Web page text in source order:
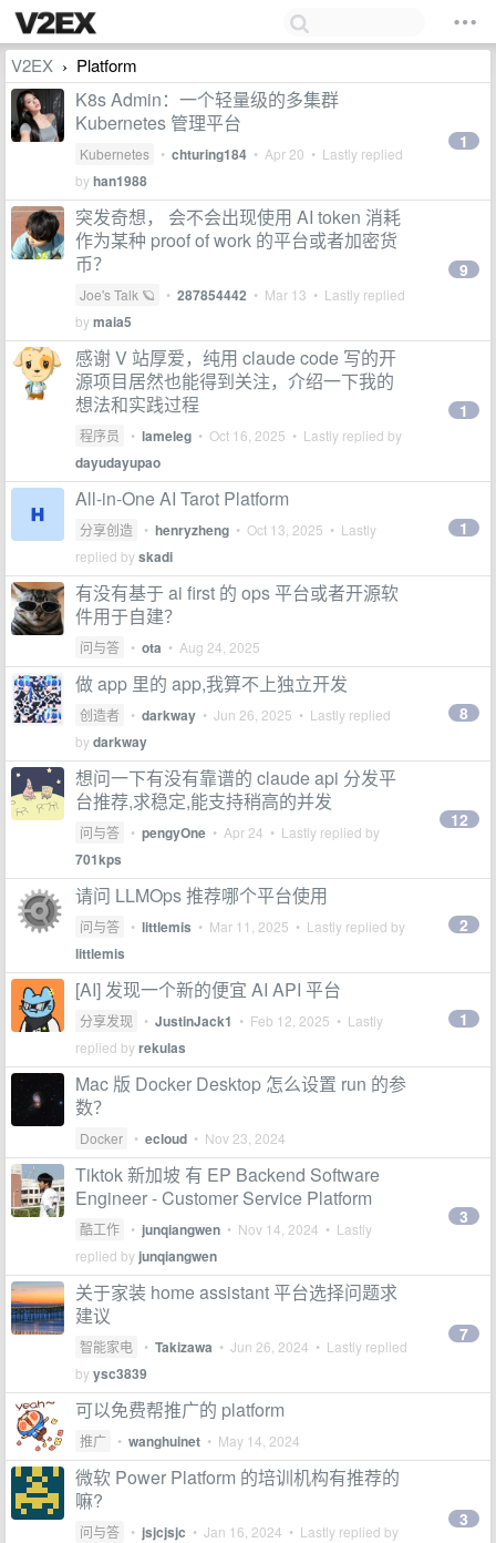
V2EX › Platform
K8s Admin：一个轻量级的多集群
Kubernetes 管理平台
Kubernetes • chturing184 • Apr 20 • Lastly replied
byhan1988
1
突发奇想， 会不会出现使用 AI token 消耗
作为某种 proof of work 的平台或者加密货
币？
Joe's Talk 🪐 • 287854442 • Mar 13 • Lastly replied
bymaia5
9
感谢 V 站厚爱，纯用 claude code 写的开
源项目居然也能得到关注，介绍一下我的
想法和实践过程
程序员 • lameleg • Oct 16, 2025 • Lastly replied by
dayudayupao
1
All-in-One AI Tarot Platform
分享创造 • henryzheng • Oct 13, 2025 • Lastly
replied byskadi
1
有没有基于 ai first 的 ops 平台或者开源软
件用于自建？
问与答 • ota • Aug 24, 2025
做 app 里的 app,我算不上独立开发
创造者 • darkway • Jun 26, 2025 • Lastly replied
bydarkway
8
想问一下有没有靠谱的 claude api 分发平
台推荐,求稳定,能支持稍高的并发
问与答 • pengyOne • Apr 24 • Lastly replied by
701kps
12
请问 LLMOps 推荐哪个平台使用
问与答 • littlemis • Mar 11, 2025 • Lastly replied by
littlemis
2
[AI] 发现一个新的便宜 AI API 平台
分享发现 • JustinJack1 • Feb 12, 2025 • Lastly
replied byrekulas
1
Mac 版 Docker Desktop 怎么设置 run 的参
数？
Docker • ecloud • Nov 23, 2024
Tiktok 新加坡 有 EP Backend Software
Engineer - Customer Service Platform
酷工作 • junqiangwen • Nov 14, 2024 • Lastly
replied by junqiangwen
3
关于家装 home assistant 平台选择问题求
建议
智能家电 • Takizawa • Jun 26, 2024 • Lastly replied
byysc3839
7
可以免费帮推广的 platform
推广 • wanghuinet • May 14, 2024
微软 Power Platform 的培训机构有推荐的
嘛?
问与答 • jsjcjsjc • Jan 16, 2024 • Lastly replied by
3